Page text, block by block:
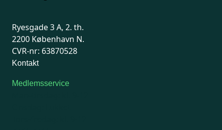
Ryesgade 3 A, 2. th.
2200 København N.
CVR-nr: 63870528
Kontakt
Medlemsservice